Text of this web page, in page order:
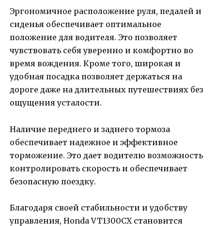
Эргономичное расположение руля, педалей и
сиденья обеспечивает оптимальное
положение для водителя. Это позволяет
чувствовать себя уверенно и комфортно во
время вождения. Кроме того, широкая и
удобная посадка позволяет держаться на
дороге даже на длительных путешествиях без
ощущения усталости.
Наличие переднего и заднего тормоза
обеспечивает надежное и эффективное
торможение. Это дает водителю возможность
контролировать скорость и обеспечивает
безопасную поездку.
Благодаря своей стабильности и удобству
управления, Honda VT1300CX становится